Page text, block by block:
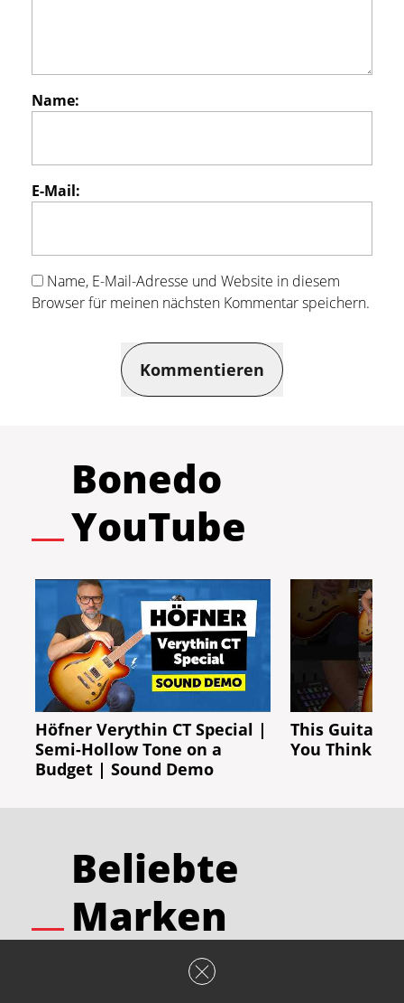
Name:
E-Mail:
Name, E-Mail-Adresse und Website in diesem
Browser für meinen nächsten Kommentar speichern.
Kommentieren
Bonedo
YouTube
Höfner Verythin CT Special |
Semi-Hollow Tone on a
Budget | Sound Demo
This Guitar
You Think!
Beliebte
Marken
Fender